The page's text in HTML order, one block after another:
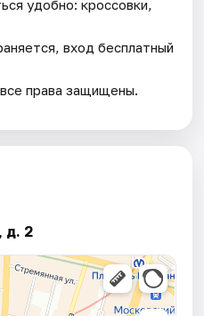
удобно: кроссовки,
вход бесплатный
права защищены.
д. 2